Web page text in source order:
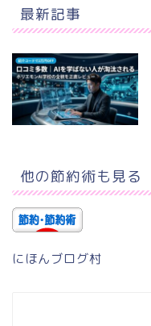
最新記事
他の節約術も見る
にほんブログ村